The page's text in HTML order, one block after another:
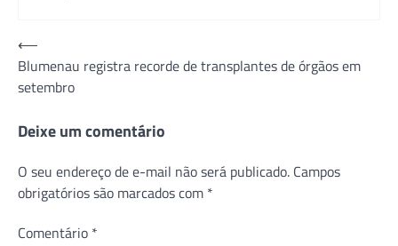
Navegação
de
Post
⟵
Blumenau registra recorde de transplantes de órgãos em
setembro
Deixe um comentário
O seu endereço de e-mail não será publicado. Campos
obrigatórios são marcados com *
Comentário *